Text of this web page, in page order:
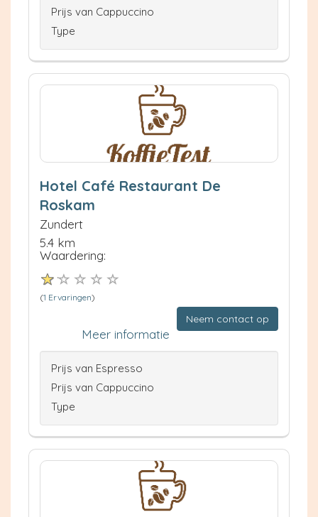
Prijs van Cappuccino
Type
Hotel Café Restaurant De
Roskam
Zundert
5.4 km
Waardering:
(1 Ervaringen)
Neem contact op
Meer informatie
Prijs van Espresso
Prijs van Cappuccino
Type